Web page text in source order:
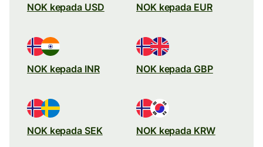
NOK kepada USD NOK kepada EUR
NOK kepada INR NOK kepada GBP
NOK kepada SEK NOK kepada KRW